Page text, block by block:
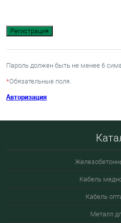
Пароль должен быть не менее 6
*Обязательные поля.
Авторизация
Кабель
Кабель
Металл